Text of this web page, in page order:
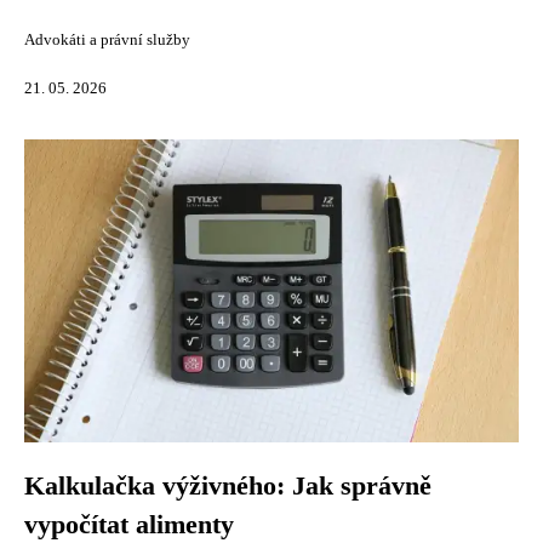
Advokáti a právní služby
21. 05. 2026
Kalkulačka výživného: Jak správně
vypočítat alimenty